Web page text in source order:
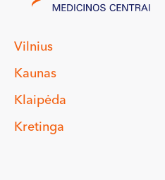
Vilnius
Kaunas
Klaipėda
Kretinga